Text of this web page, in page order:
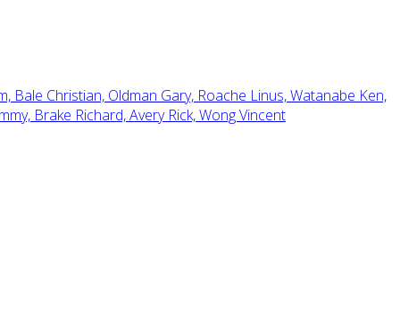
Bale Christian, Oldman Gary, Roache Linus,Watanabe Ken,
Brake Richard,Avery Rick,Wong Vincent